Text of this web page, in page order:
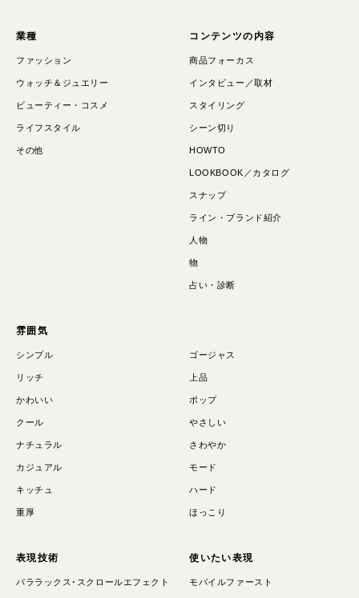
業種
ファッション
ウォッチ＆ジュエリー
ビューティー・コスメ
ライフスタイル
その他
コンテンツの内容
商品フォーカス
インタビュー／取材
スタイリング
シーン切り
HOWTO
LOOKBOOK／カタログ
スナップ
ライン・ブランド紹介
人物
物
占い・診断
雰囲気
シンプル ゴージャス
リッチ 上品
かわいい ポップ
クール やさしい
ナチュラル さわやか
カジュアル モード
キッチュ ハード
重厚 ほっこり
表現技術
パララックス･スクロールエフェクト
使いたい表現
モバイルファースト